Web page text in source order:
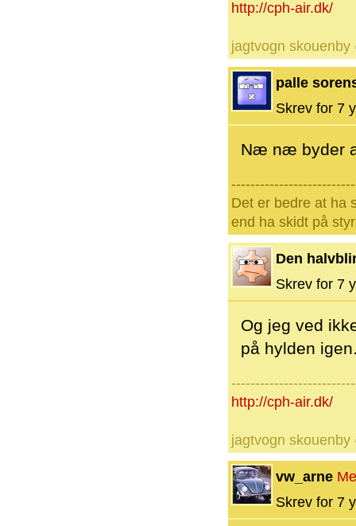
http://cph-air.dk/
jagtvogn skouenby
palle
Skrev for 7
Næ næ byder
Det er bedre at ha
end ha skidt på
Den
Skrev for 7
Og jeg ved
på hylden
http://cph-air.dk/
jagtvogn skouenby
vw_arne
Skrev for 7